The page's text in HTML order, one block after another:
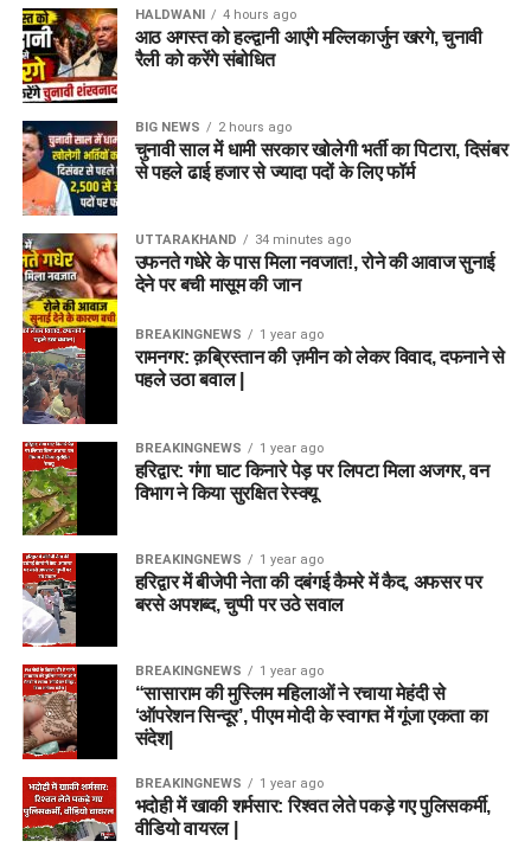
HALDWANI 4 hours ago
आठ अगस्त को हल्द्वानी आएंगे मल्लिकार्जुन खरगे, चुनावी
रैली को करेंगे संबोधित
BIG NEWS 2 hours ago
चुनावी साल में धामी सरकार खोलेगी भर्ती का पिटारा, दिसंबर
से पहले ढाई हजार से ज्यादा पदों के लिए फॉर्म
UTTARAKHAND 34 minutes ago
उफनते गधेरे के पास मिला नवजात!, रोने की आवाज सुनाई
देने पर बची मासूम की जान
BREAKINGNEWS 1 year ago
रामनगर: क़ब्रिस्तान की ज़मीन को लेकर विवाद, दफनाने से
पहले उठा बवाल |
BREAKINGNEWS 1 year ago
हरिद्वार: गंगा घाट किनारे पेड़ पर लिपटा मिला अजगर, वन
विभाग ने किया सुरक्षित रेस्क्यू
BREAKINGNEWS 1 year ago
हरिद्वार में बीजेपी नेता की दबंगई कैमरे में कैद, अफसर पर
बरसे अपशब्द, चुप्पी पर उठे सवाल
BREAKINGNEWS 1 year ago
“सासाराम की मुस्लिम महिलाओं ने रचाया मेहंदी से
‘ऑपरेशन सिन्दूर’, पीएम मोदी के स्वागत में गूंजा एकता का
संदेश|
BREAKINGNEWS 1 year ago
भदोही में खाकी शर्मसार: रिश्वत लेते पकड़े गए पुलिसकर्मी,
वीडियो वायरल |